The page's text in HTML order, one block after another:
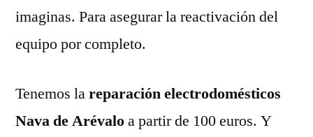
imaginas. Para asegurar la reactivación del
equipo por completo.
Tenemos lareparación electrodomésticos
Nava de Arévaloa partir de 100 euros. Y